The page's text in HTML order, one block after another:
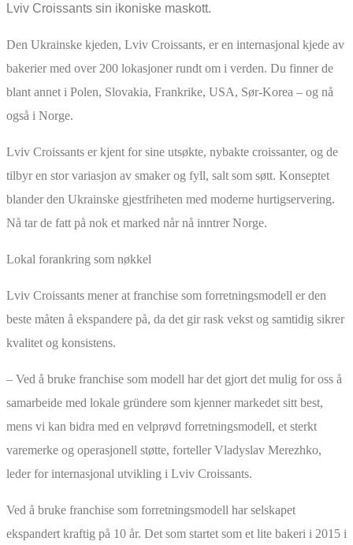
Lviv Croissants sin ikoniske maskott.
Den Ukrainske kjeden, Lviv Croissants, er en internasjonal kjede av
bakerier med over 200 lokasjoner rundt om i verden. Du finner de
blant annet i Polen, Slovakia, Frankrike, USA, Sør-Korea – og nå
også i Norge.
Lviv Croissants er kjent for sine utsøkte, nybakte croissanter, og de
tilbyr en stor variasjon av smaker og fyll, salt som søtt. Konseptet
blander den Ukrainske gjestfriheten med moderne hurtigservering.
Nå tar de fatt på nok et marked når nå inntrer Norge.
Lokal forankring som nøkkel
Lviv Croissants mener at franchise som forretningsmodell er den
beste måten å ekspandere på, da det gir rask vekst og samtidig sikrer
kvalitet og konsistens.
– Ved å bruke franchise som modell har det gjort det mulig for oss å
samarbeide med lokale gründere som kjenner markedet sitt best,
mens vi kan bidra med en velprøvd forretningsmodell, et sterkt
varemerke og operasjonell støtte, forteller Vladyslav Merezhko,
leder for internasjonal utvikling i Lviv Croissants.
Ved å bruke franchise som forretningsmodell har selskapet
ekspandert kraftig på 10 år. Det som startet som et lite bakeri i 2015 i